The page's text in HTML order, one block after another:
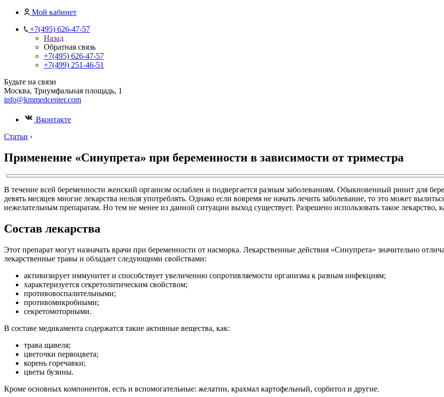
Мой кабинет
+7(495) 626-47-57
Назад
Обратная связь
+7(495) 626-47-57
+7(499) 251-46-51
Будьте на связи
Москва, Триумфальная площадь, 1
info@kmmedcenter.com
Вконтакте
Статьи ›
Применение «Синупрета» при беременности в зависимости от триместра
В течение всей беременности женский организм ослаблен и подвергается разным заболеваниям. Обыкновенный ринит для
девять месяцев многие лекарства нельзя употреблять. Однако если вовремя не начать лечить заболевание, то это может
нежелательным препаратам. Но тем не менее из данной ситуации выход существует. Разрешено использовать такое лекарство,
Состав лекарства
Этот препарат могут назначать врачи при беременности от насморка. Лекарственные действия «Синупрета» значительно
лекарственные травы и обладает следующими свойствами:
активизирует иммунитет и способствует увеличению сопротивляемости организма к разным инфекциям;
характеризуется секретолитическим свойством;
противовоспалительными;
противомикробными;
секретомоторными.
В составе медикамента содержатся такие активные вещества, как:
трава щавеля;
цветочки первоцвета;
корень горечавки;
цветы бузины.
Кроме основных компонентов, есть и вспомогательные: желатин, крахмал картофельный, сорбитол и другие.